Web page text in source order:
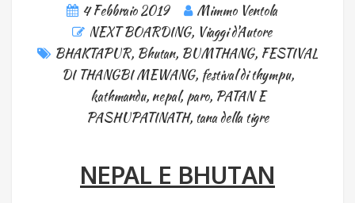
4 Febbraio 2019
Mimmo Ventola
NEXT BOARDING, Viaggi d'Autore
BHAKTAPUR, Bhutan, BUMTHANG, FESTIVAL
DI THANGBI MEWANG, festival di thympu,
kathmandu, nepal,paro, PATAN E
PASHUPATINATH, tana della tigre
NEPAL E BHUTAN